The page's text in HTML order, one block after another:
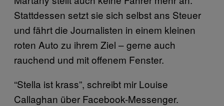
Stattdessen setzt sie sich selbst ans Steuer
und fährt die Journalisten in einem kleinen
roten Auto zu ihrem Ziel – gerne auch
rauchend und mit offenem Fenster.
“Stella ist krass”, schreibt mir Louise
Callaghan über Facebook-Messenger.